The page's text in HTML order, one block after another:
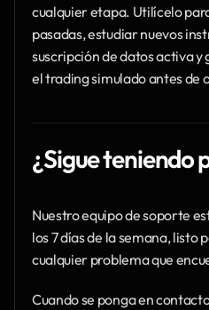
cualquier etapa. Utilícelo
pasadas, estudiar nuevos
suscripción de datos activa
el trading simulado antes de
¿Sigue teniendo
Nuestro equipo de soporte
los 7 días de la semana, listo
cualquier problema que
Cuando se ponga en